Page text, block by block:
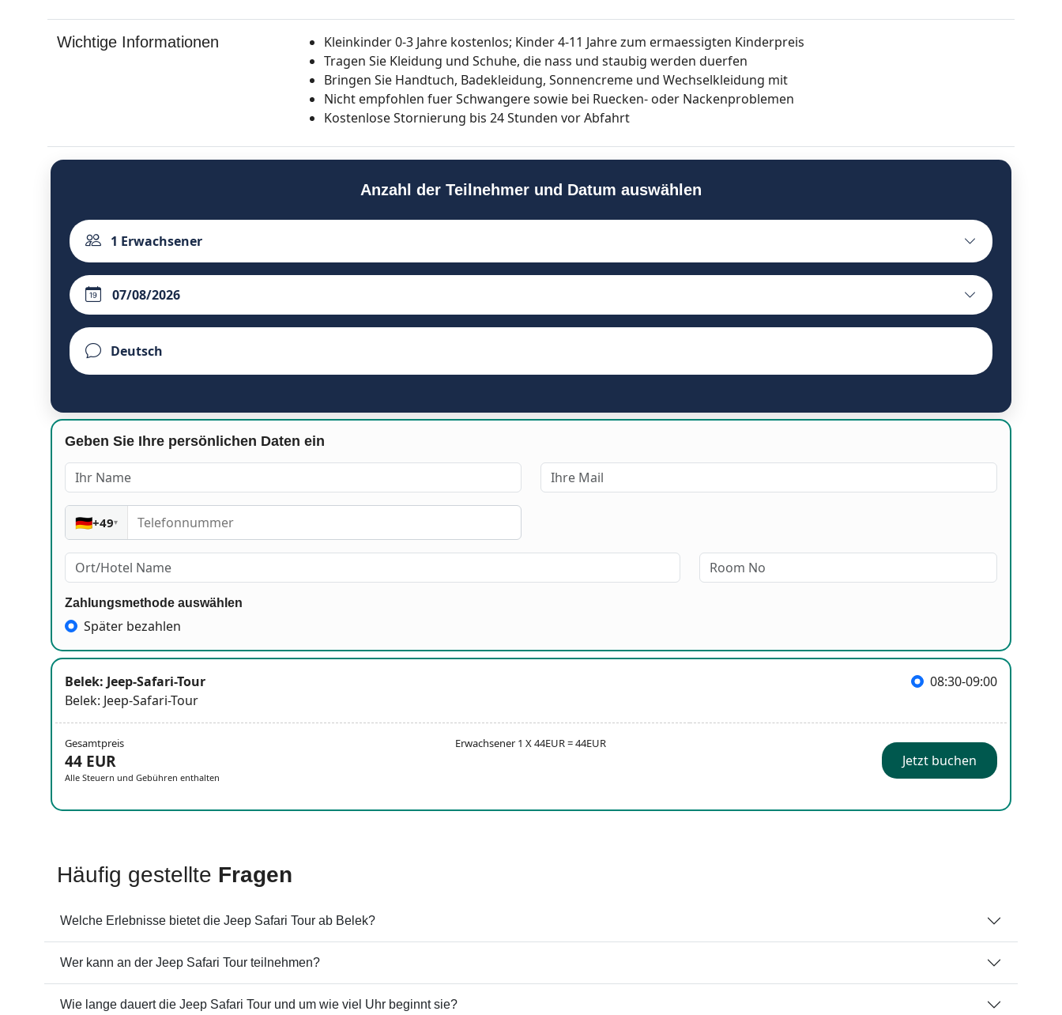
Wichtige Informationen
Kleinkinder 0-3 Jahre kostenlos; Kinder 4-11 Jahre zum ermaessigten Kinderpreis
Tragen Sie Kleidung und Schuhe, die nass und staubig werden duerfen
Bringen Sie Handtuch, Badekleidung, Sonnencreme und Wechselkleidung mit
Nicht empfohlen fuer Schwangere sowie bei Ruecken- oder Nackenproblemen
Kostenlose Stornierung bis 24 Stunden vor Abfahrt
Anzahl der Teilnehmer und Datum auswählen
1 Erwachsener
Geben Sie Ihre persönlichen Daten ein
🇩🇪+49▾
Zahlungsmethode auswählen
Später bezahlen
Belek: Jeep-Safari-Tour
Belek: Jeep-Safari-Tour
08:30-09:00
Gesamtpreis
44 EUR
Alle Steuern und Gebühren enthalten
Erwachsener 1 X 44EUR = 44EUR
Jetzt buchen
Häufig gestellte Fragen
Welche Erlebnisse bietet die Jeep Safari Tour ab Belek?
Wer kann an der Jeep Safari Tour teilnehmen?
Wie lange dauert die Jeep Safari Tour und um wie viel Uhr beginnt sie?